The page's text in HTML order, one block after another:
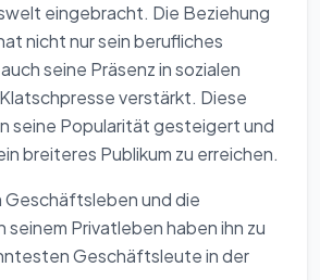
eingebracht. Die Beziehung
nicht nur sein berufliches
seine Präsenz in sozialen
verstärkt. Diese
seine Popularität gesteigert und
breiteres Publikum zu erreichen.
Geschäftsleben und die
seinem Privatleben haben ihn zu
Geschäftsleute in der